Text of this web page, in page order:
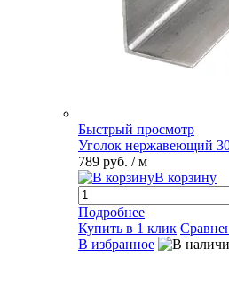
Быстрый просмотр
Уголок нержавеющий
789 руб. / м
В корзину
Подробнее
Купить в 1 клик
В избранное